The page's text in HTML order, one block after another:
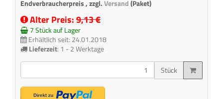
Endverbraucherpreis , zzgl.Versand(Paket)
Alter Preis:9,13 €
7 Stück auf Lager
Erhältlich seit: 24.01.2018
Lieferzeit: 1 - 2 Werktage
Stück